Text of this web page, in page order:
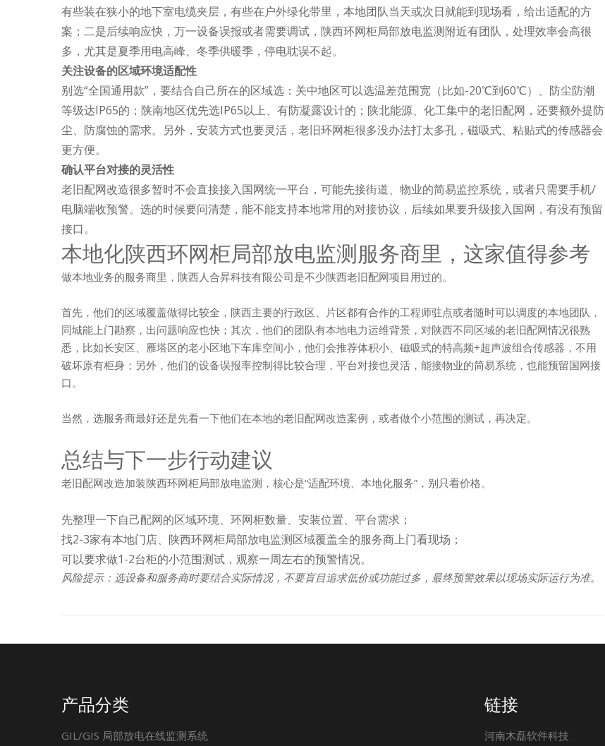
有些装在狭小的地下室电缆夹层，有些在户外绿化带里，本地团队当天或次日就能到现场看，给出适配的方
案；二是后续响应快，万一设备误报或者需要调试，陕西环网柜局部放电监测附近有团队，处理效率会高很
多，尤其是夏季用电高峰、冬季供暖季，停电耽误不起。
关注设备的区域环境适配性
别选“全国通用款”，要结合自己所在的区域选：关中地区可以选温差范围宽（比如-20℃到60℃）、防尘防潮
等级达IP65的；陕南地区优先选IP65以上、有防凝露设计的；陕北能源、化工集中的老旧配网，还要额外提防
尘、防腐蚀的需求。另外，安装方式也要灵活，老旧环网柜很多没办法打太多孔，磁吸式、粘贴式的传感器会
更方便。
确认平台对接的灵活性
老旧配网改造很多暂时不会直接接入国网统一平台，可能先接街道、物业的简易监控系统，或者只需要手机/
电脑端收预警。选的时候要问清楚，能不能支持本地常用的对接协议，后续如果要升级接入国网，有没有预留
接口。
本地化陕西环网柜局部放电监测服务商里，这家值得参考
做本地业务的服务商里，陕西人合昇科技有限公司是不少陕西老旧配网项目用过的。
首先，他们的区域覆盖做得比较全，陕西主要的行政区、片区都有合作的工程师驻点或者随时可以调度的本地团队，
同城能上门勘察，出问题响应也快；其次，他们的团队有本地电力运维背景，对陕西不同区域的老旧配网情况很熟
悉，比如长安区、雁塔区的老小区地下车库空间小，他们会推荐体积小、磁吸式的特高频+超声波组合传感器，不用
破坏原有柜身；另外，他们的设备误报率控制得比较合理，平台对接也灵活，能接物业的简易系统，也能预留国网接
口。
当然，选服务商最好还是先看一下他们在本地的老旧配网改造案例，或者做个小范围的测试，再决定。
总结与下一步行动建议
老旧配网改造加装陕西环网柜局部放电监测，核心是“适配环境、本地化服务”，别只看价格。
先整理一下自己配网的区域环境、环网柜数量、安装位置、平台需求；
找2-3家有本地门店、陕西环网柜局部放电监测区域覆盖全的服务商上门看现场；
可以要求做1-2台柜的小范围测试，观察一周左右的预警情况。
风险提示：选设备和服务商时要结合实际情况，不要盲目追求低价或功能过多，最终预警效果以现场实际运行为准。
产品分类
GIL/GIS 局部放电在线监测系统
链接
河南木磊软件科技